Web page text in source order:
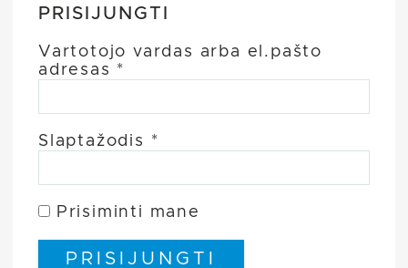
PRISIJUNGTI
Vartotojo vardas arba el.pašto
adresas *
Slaptažodis *
Prisiminti mane
PRISIJUNGTI